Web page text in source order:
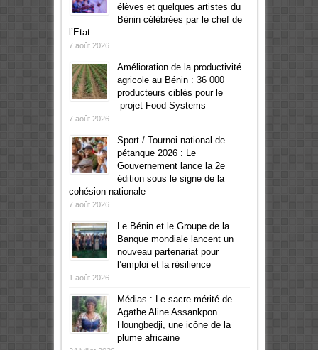
élèves et quelques artistes du
Bénin célébrées par le chef de
l’Etat
7 août 2026
Amélioration de la productivité
agricole au Bénin : 36 000
producteurs ciblés pour le
projet Food Systems
7 août 2026
Sport / Tournoi national de
pétanque 2026 : Le
Gouvernement lance la 2e
édition sous le signe de la
cohésion nationale
7 août 2026
Le Bénin et le Groupe de la
Banque mondiale lancent un
nouveau partenariat pour
l’emploi et la résilience
1 août 2026
Médias : Le sacre mérité de
Agathe Aline Assankpon
Houngbedji, une icône de la
plume africaine